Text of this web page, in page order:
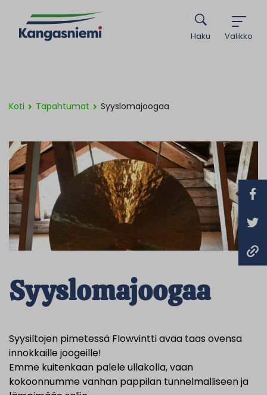
Valikko
Haku
Koti Tapahtumat Syyslomajoogaa
Syyslomajoogaa
Syysiltojen pimetessä Flowvintti avaa taas ovensa
innokkaille joogeille!
Emme kuitenkaan palele ullakolla, vaan
kokoonnumme vanhan pappilan tunnelmalliseen ja